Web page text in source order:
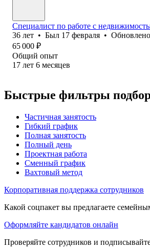
Специалист по работе с
36 лет • Был 17 февраля • Обновлено
65 000 ₽
Общий опыт
17 лет 6 месяцев
Быстрые фильтры
Частичная занятость
Гибкий график
Полная занятость
Полный день
Проектная работа
Сменный график
Вахтовый метод
Корпоративная поддержка сотрудников
Какой соцпакет вы предлагаете
Оформляйте кандидатов онлайн
Проверяйте сотрудников и